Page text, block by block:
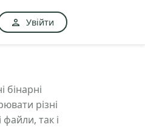
Увійти
бінарні
різні
так і